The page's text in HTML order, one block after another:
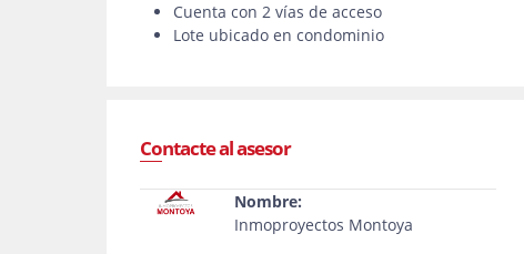
Cuenta con 2 vías de acceso
Lote ubicado en condominio
Contacte al asesor
Nombre:
Inmoproyectos Montoya